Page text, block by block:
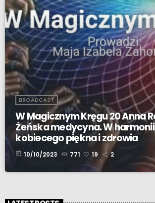
BROADCAST
W Magicznym Kręgu 20 Anna
Żeńska medycyna. W
kobiecego piękna i zdrowia
today 10/10/2023 771 19 2